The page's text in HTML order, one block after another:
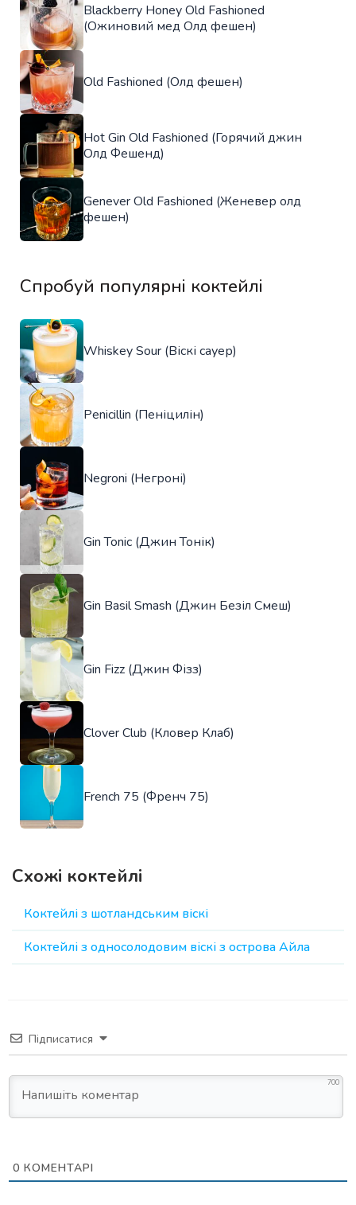
Blackberry Honey Old Fashioned
(Ожиновий мед Олд фешен)
Old Fashioned (Олд фешен)
Hot Gin Old Fashioned (Горячий джин
Олд Фешенд)
Genever Old Fashioned (Женевер олд
фешен)
Спробуй популярні коктейлі
Whiskey Sour (Віскі сауер)
Penicillin (Пеніцилін)
Negroni (Негроні)
Gin Tonic (Джин Тонік)
Gin Basil Smash (Джин Безіл Смеш)
Gin Fizz (Джин Фізз)
Clover Club (Кловер Клаб)
French 75 (Френч 75)
Схожі коктейлі
Коктейлі з шотландським віскі
Коктейлі з односолодовим віскі з острова Айла
Підписатися
700
0 КОМЕНТАРІ